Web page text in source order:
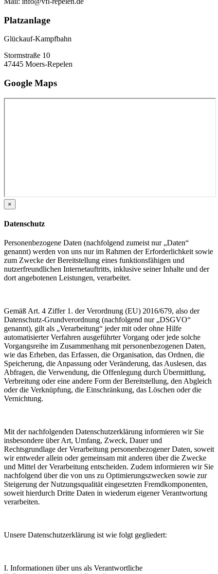
Platzanlage
Glückauf-Kampfbahn
Stormstraße 10
47445 Moers-Repelen
Google Maps
×
Datenschutz
Personenbezogene Daten (nachfolgend zumeist nur „Daten“
genannt) werden von uns nur im Rahmen der Erforderlichkeit sowie
zum Zwecke der Bereitstellung eines funktionsfähigen und
nutzerfreundlichen Internetauftritts, inklusive seiner Inhalte und der
dort angebotenen Leistungen, verarbeitet.
Gemäß Art. 4 Ziffer 1. der Verordnung (EU) 2016/679, also der
Datenschutz-Grundverordnung (nachfolgend nur „DSGVO“
genannt), gilt als „Verarbeitung“ jeder mit oder ohne Hilfe
automatisierter Verfahren ausgeführter Vorgang oder jede solche
Vorgangsreihe im Zusammenhang mit personenbezogenen Daten,
wie das Erheben, das Erfassen, die Organisation, das Ordnen, die
Speicherung, die Anpassung oder Veränderung, das Auslesen, das
Abfragen, die Verwendung, die Offenlegung durch Übermittlung,
Verbreitung oder eine andere Form der Bereitstellung, den Abgleich
oder die Verknüpfung, die Einschränkung, das Löschen oder die
Vernichtung.
Mit der nachfolgenden Datenschutzerklärung informieren wir Sie
insbesondere über Art, Umfang, Zweck, Dauer und
Rechtsgrundlage der Verarbeitung personenbezogener Daten, soweit
wir entweder allein oder gemeinsam mit anderen über die Zwecke
und Mittel der Verarbeitung entscheiden. Zudem informieren wir Sie
nachfolgend über die von uns zu Optimierungszwecken sowie zur
Steigerung der Nutzungsqualität eingesetzten Fremdkomponenten,
soweit hierdurch Dritte Daten in wiederum eigener Verantwortung
verarbeiten.
Unsere Datenschutzerklärung ist wie folgt gegliedert:
I. Informationen über uns als Verantwortliche